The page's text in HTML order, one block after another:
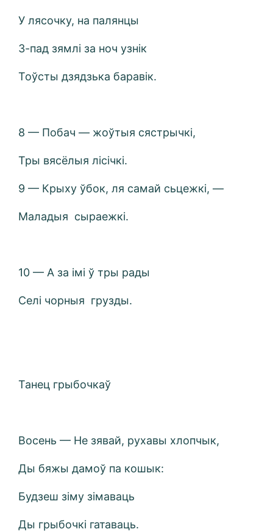
У лясочку, на палянцы
З-пад зямлі за ноч узнік
Тоўсты дзядзька баравік.
8 — Побач — жоўтыя сястрычкі,
Тры вясёлыя лісічкі.
9 — Крыху ўбок, ля самай сьцежкі, —
Маладыя сыраежкі.
10 — А за імі ў тры рады
Селі чорныя грузды.
Танец грыбочкаў
Восень — Не зявай, рухавы хлопчык,
Ды бяжы дамоў па кошык:
Будзеш зіму зімаваць
Ды грыбочкі гатаваць.